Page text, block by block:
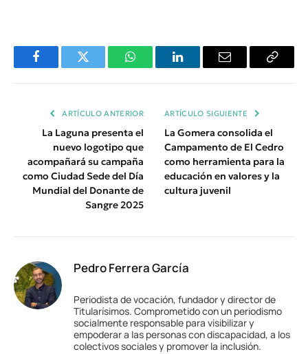
FacebookTwitter WhatsAppLinkedInEmail
Copiar
ARTÍCULO ANTERIOR
La Laguna presenta el
nuevo logotipo que
acompañará su campaña
como Ciudad Sede del Día
Mundial del Donante de
Sangre 2025
ARTÍCULO SIGUIENTE
La Gomera consolida el
Campamento de El Cedro
como herramienta para la
educación en valores y la
cultura juvenil
Pedro Ferrera García
Periodista de vocación, fundador y director de
Titularísimos. Comprometido con un periodismo
socialmente responsable para visibilizar y
empoderar a las personas con discapacidad, a los
colectivos sociales y promover la inclusión.